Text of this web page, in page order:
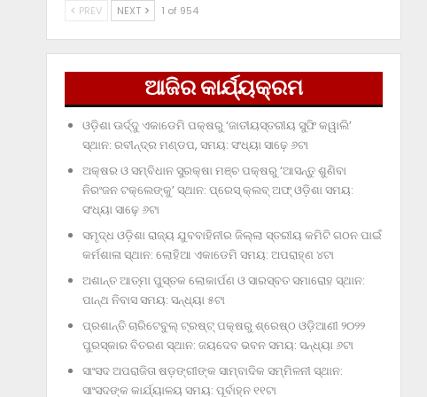
PREV NEXT 1 of 954
ଆଜିର କାର୍ଯ୍ୟକ୍ରମ
ଓଡ଼ିଶା ଊର୍ଦ୍ଦୁ ଏକାଡେମି ପକ୍ଷରୁ ‘ଜାତୀୟସ୍ତରୀୟ ସୁଫି କୱାଲି’
ସ୍ଥାନ: ରବୀନ୍ଦ୍ର ମଣ୍ଡପ, ସମୟ: ସଂଧ୍ୟା ସାଢ଼େ ୬ଟା
ଅକ୍ଷର ଓ ସମ୍ବିଧାନ ସୁରକ୍ଷା ମଞ୍ଚ ପକ୍ଷରୁ ‘ଆସନ୍ତୁ ଶୁଣିବା
ନିରଂଜନ ଟକ୍‌ଲେଙ୍କୁ’ ସ୍ଥାନ: ପ୍ରେସ୍‌ କ୍ଲବ୍‌ ଅଫ୍‌ ଓଡ଼ିଶା ସମୟ:
ସଂଧ୍ୟା ସାଢ଼େ ୬ଟା
ସମୃଦ୍ଧ ଓଡ଼ିଶା ରାଜ୍ୟ ଯୁବବାହିନୀର ଜିଲ୍ଲା ସ୍ତରୀୟ କମିଟି ଗଠନ ପାଇଁ
କର୍ମଶାଳା ସ୍ଥାନ: ଲୋହିଆ ଏକାଡେମି ସମୟ: ଅପରାହ୍‌ଣ ୪ଟା
ଅଶାନ୍ତ ଆତ୍ମା ପୁସ୍ତକ ଲୋକାର୍ପଣ ଓ ସାରସ୍ବତ ସମାରୋହ ସ୍ଥାନ:
ପାନ୍ଥ ନିବାସ ସମୟ: ସନ୍ଧ୍ୟା ୫ଟା
ପ୍ରଶାନ୍ତି ଚାରିଟେବୁଲ୍‌ ଟ୍ରଷ୍ଟ୍‌ ପକ୍ଷରୁ ଶ୍ରେଷ୍ଠ ଓଡ଼ିଆଣୀ ୨୦୨୨
ପୁରସ୍କାର ବିତରଣ ସ୍ଥାନ: ଜୟଦେବ ଭବନ ସମୟ: ସନ୍ଧ୍ୟା ୬ଟା
ସାଂସଦ ଅପରାଜିତା ଷଡ଼ଙ୍ଗୀଙ୍କ ସାମ୍ବାଦିକ ସମ୍ମିଳନୀ ସ୍ଥାନ:
ସାଂସଦଙ୍କ କାର୍ଯ୍ୟାଳୟ ସମୟ: ପୂର୍ବାହ୍ନ ୧୧ଟା